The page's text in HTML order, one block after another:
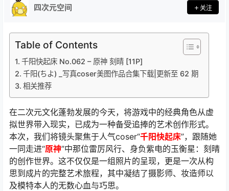
四次元空间 关注
Table of Contents
千阳快起床 No.062 – 原神 刻晴 [11P]
千阳(ちよ) _写真coser美图作品合集下载|更新至 62 期
相关推荐
在二次元文化蓬勃发展的今天，将游戏中的经典角色从虚
拟世界带入现实，已成为一种备受追捧的艺术创作形式。
本次，我们将镜头聚焦于人气coser“千阳快起床”，跟随她
一同走进“原神”中那位雷厉风行、身负紫电的玉衡星：刻晴
的创作世界。这不仅仅是一组照片的呈现，更是一次从构
思到成片的完整艺术旅程，其中凝结了摄影师、妆造师以
及模特本人的无数心血与巧思。